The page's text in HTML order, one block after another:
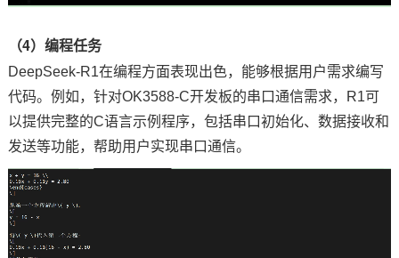
（4）编程任务
DeepSeek-R1在编程方面表现出色，能够根据用户需求编写
代码。例如，针对OK3588-C开发板的串口通信需求，R1可
以提供完整的C语言示例程序，包括串口初始化、数据接收和
发送等功能，帮助用户实现串口通信。